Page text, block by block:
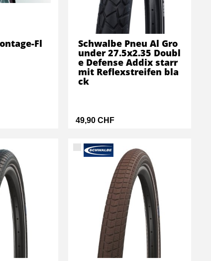
Fl
49,90 CHF
Schwalbe Pneu Al Gro
under 27.5x2.35 Doubl
e Defense Addix starr
mit Reflexstreifen bla
ck